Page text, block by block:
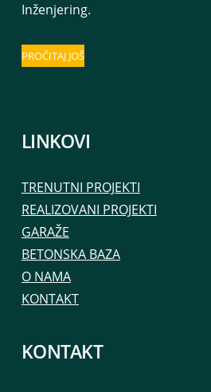
Inženjering.
PROČITAJ JOŠ
LINKOVI
TRENUTNI PROJEKTI
REALIZOVANI PROJEKTI
GARAŽE
BETONSKA BAZA
O NAMA
KONTAKT
KONTAKT